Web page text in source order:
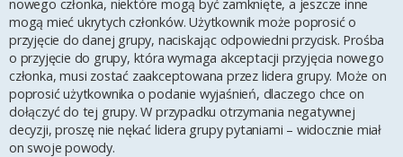
nowego członka, niektóre mogą być zamknięte, a jeszcze inne
mogą mieć ukrytych członków. Użytkownik może poprosić o
przyjęcie do danej grupy, naciskając odpowiedni przycisk. Prośba
o przyjęcie do grupy, która wymaga akceptacji przyjęcia nowego
członka, musi zostać zaakceptowana przez lidera grupy. Może on
poprosić użytkownika o podanie wyjaśnień, dlaczego chce on
dołączyć do tej grupy. W przypadku otrzymania negatywnej
decyzji, proszę nie nękać lidera grupy pytaniami – widocznie miał
on swoje powody.